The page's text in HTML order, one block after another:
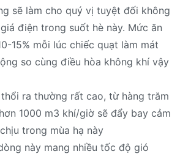
sẽ làm cho quý vị tuyệt đối không
điện trong suốt hè này. Mức ăn
15% mỗi lúc chiếc quạt làm mát
so cùng điều hòa không khí vậy
ra thường rất cao, từ hàng trăm
1000 m3 khí/giờ sẽ đẩy bay cảm
trong mùa hạ này
này mang nhiều tốc độ gió